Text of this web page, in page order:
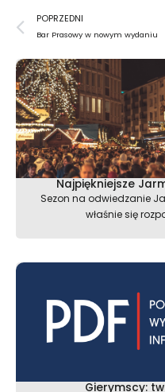
Prev
POPRZEDNI
Bar Prasowy w nowym wydaniu
Najpiękniejsze
Sezon na odwiedzanie
właśnie się
Gierymscy: